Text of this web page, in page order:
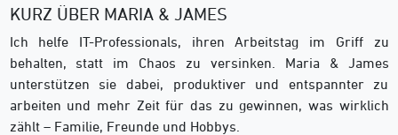
KURZ ÜBER MARIA & JAMES
Ich helfe IT-Professionals, ihren Arbeitstag im Griff zu
behalten, statt im Chaos zu versinken. Maria & James
unterstützen sie dabei, produktiver und entspannter zu
arbeiten und mehr Zeit für das zu gewinnen, was wirklich
zählt – Familie, Freunde und Hobbys.